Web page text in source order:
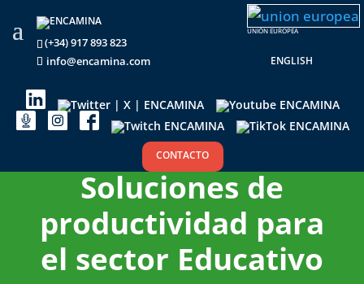
UNIÓN EUROPEA
(+34) 917 893 823
info@encamina.com
ENGLISH
CONTACTO
Soluciones de
productividad para
el sector Educativo